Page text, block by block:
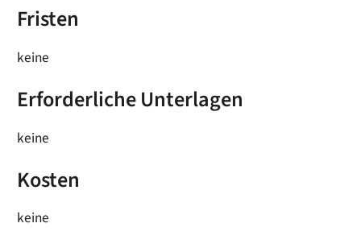
Fristen
keine
Erforderliche Unterlagen
keine
Kosten
keine